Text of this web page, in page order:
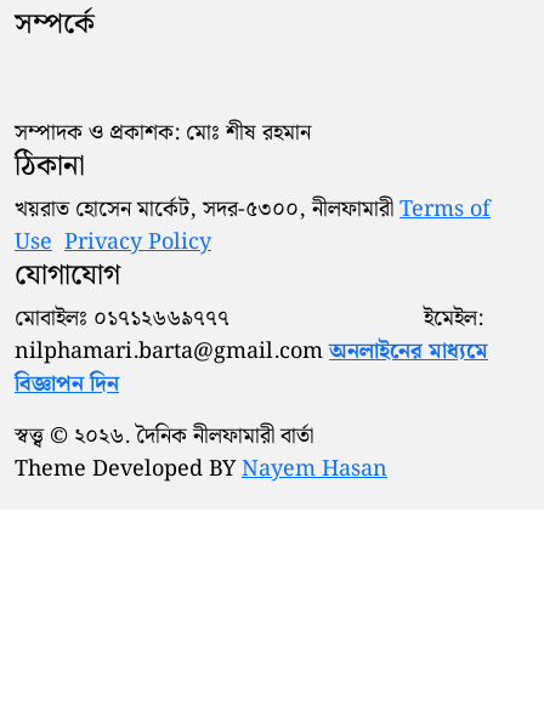
সম্পর্কে
সম্পাদক ও প্রকাশক: মোঃ শীষ রহমান
ঠিকানা
খয়রাত হোসেন মার্কেট, সদর-৫৩০০, নীলফামারীTerms of
Use Privacy Policy
যোগাযোগ
মোবাইলঃ ০১৭১২৬৬৯৭৭৭ ইমেইল:
nilphamari.barta@gmail.comঅনলাইনের মাধ্যমে
বিজ্ঞাপন দিন
স্বত্ত্ব © ২০২৬. দৈনিক নীলফামারী বার্তা
Theme Developed BYNayem Hasan